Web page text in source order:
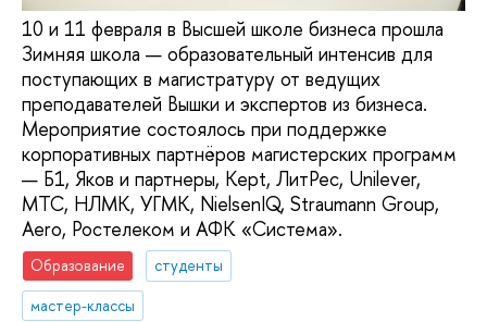
10 и 11 февраля в Высшей школе бизнеса прошла
Зимняя школа — образовательный интенсив для
поступающих в магистратуру от ведущих
преподавателей Вышки и экспертов из бизнеса.
Мероприятие состоялось при поддержке
корпоративных партнёров магистерских программ
— Б1, Яков и партнеры, Kept, ЛитРес, Unilever,
МТС, НЛМК, УГМК, NielsenIQ, Straumann Group,
Aero, Ростелеком и АФК «Система».
Образование
студенты
мастер-классы